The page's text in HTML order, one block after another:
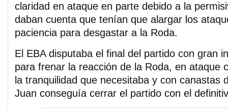
claridad en ataque en parte debido a la
daban cuenta que tenían que alargar los
paciencia para desgastar a la Roda.
El EBA disputaba el final del partido con gran
para frenar la reacción de la Roda, en ataque
la tranquilidad que necesitaba y con canastas
Juan conseguía cerrar el partido con el